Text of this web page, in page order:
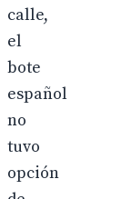
calle,
el
bote
español
no
tuvo
opción